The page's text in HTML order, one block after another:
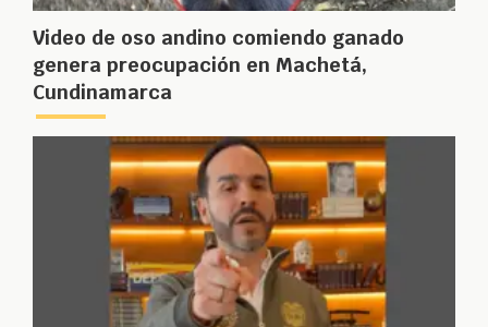
Video de oso andino comiendo ganado
genera preocupación en Machetá,
Cundinamarca